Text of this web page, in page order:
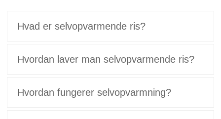
Hvad er selvopvarmende ris?
Hvordan laver man selvopvarmende ris?
Hvordan fungerer selvopvarmning?